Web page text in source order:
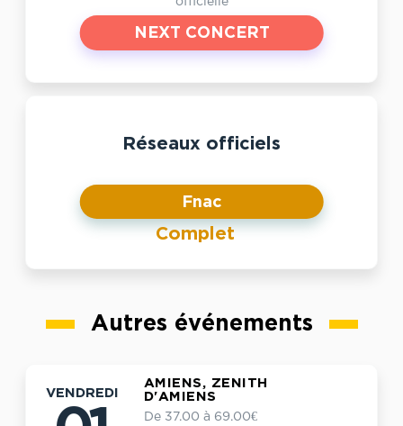
NEXT CONCERT
Réseaux officiels
Fnac
Complet
Autres événements
VENDREDI
AMIENS, ZENITH
D'AMIENS
De 37.00 à 69.00€